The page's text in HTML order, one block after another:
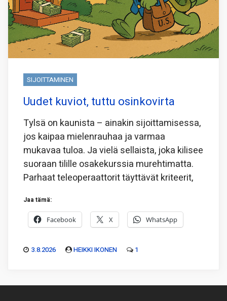
SIJOITTAMINEN
Uudet kuviot, tuttu osinkovirta
Tylsä on kaunista – ainakin sijoittamisessa,
jos kaipaa mielenrauhaa ja varmaa
mukavaa tuloa. Ja vielä sellaista, joka kilisee
suoraan tilille osakekurssia murehtimatta.
Parhaat teleoperaattorit täyttävät kriteerit,
Jaa tämä:
Facebook X WhatsApp
3.8.2026 HEIKKI IKONEN 1